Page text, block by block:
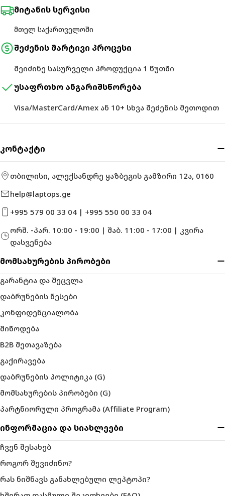
მიტანის სერვისი
მთელ საქართველოში
შეძენის მარტივი პროცესი
შეიძინე სასურველი პროდუქცია 1 წუთში
უსაფრთხო ანგარიშსწორება
Visa/MasterCard/Amex ან 10+ სხვა შეძენის მეთოდით
კონტაქტი
თბილისი, ალექსანდრე ყაზბეგის გამზირი 12ა, 0160
help@laptops.ge
+995 579 00 33 04 | +995 550 00 33 04
ორშ. -პარ. 10:00 - 19:00 | შაბ. 11:00 - 17:00 | კვირა
დასვენება
მომსახურების პირობები
გარანტია და შეცვლა
დაბრუნების წესები
კონფიდენციალობა
მიწოდება
B2B შეთავაზება
გაქირავება
დაბრუნების პოლიტიკა (G)
მომსახურების პირობები (G)
პარტნიორული პროგრამა (Affiliate Program)
ინფორმაცია და სიახლეები
ჩვენ შესახებ
როგორ შევიძინო?
რას ნიშნავს განახლებული ლეპტოპი?